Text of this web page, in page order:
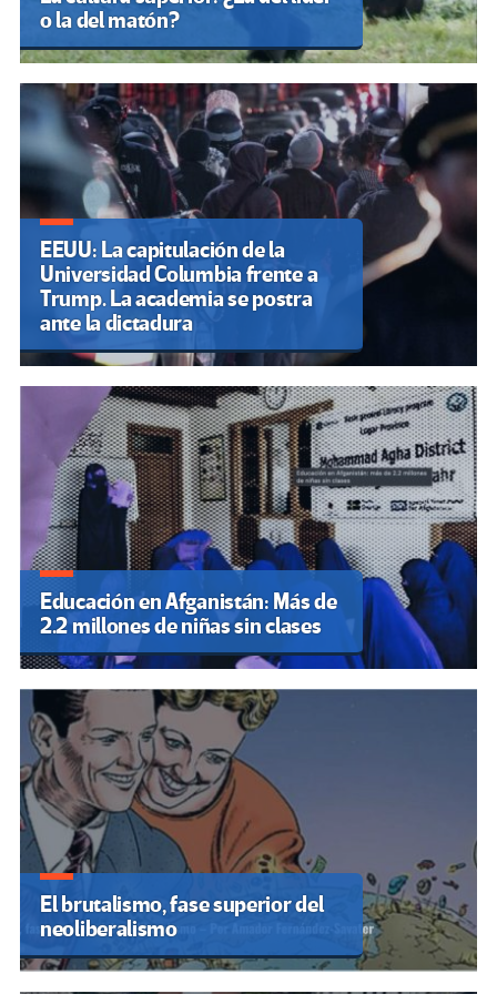
o la del matón?
EEUU: La capitulación de la
Universidad Columbia frente a
Trump. La academia se postra
ante la dictadura
Educación en Afganistán: Más de
2.2 millones de niñas sin clases
El brutalismo, fase superior del
neoliberalismo